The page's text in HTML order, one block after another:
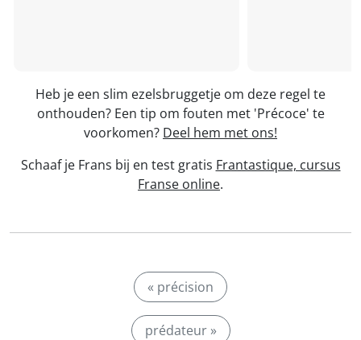
Heb je een slim ezelsbruggetje om deze regel te
onthouden? Een tip om fouten met 'Précoce' te
voorkomen? Deel hem met ons!
Schaaf je Frans bij en test gratis Frantastique, cursus
Franse online.
« précision
prédateur »